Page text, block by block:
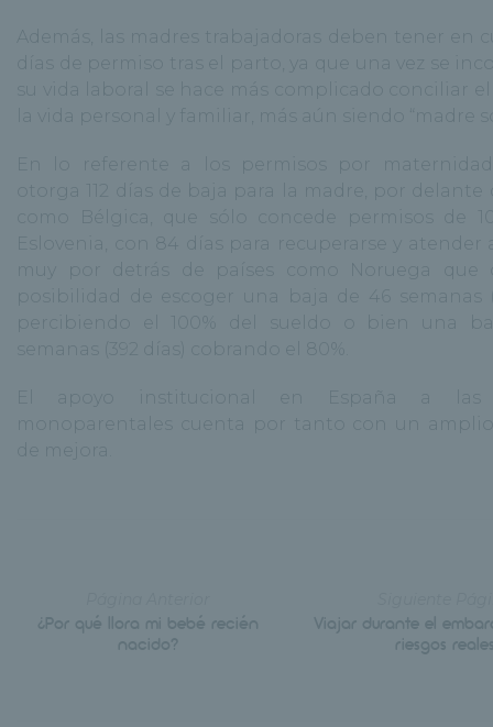
Además, las madres trabajadoras deben tener en
días de permiso tras el parto, ya que una vez se
su vida laboral se hace más complicado conciliar
la vida personal y familiar, más aún siendo “madre
En lo referente a los permisos por
otorga 112 días de baja para la madre, por delante
como Bélgica, que sólo concede permisos de
Eslovenia, con 84 días para recuperarse y atender
muy por detrás de países como Noruega que
posibilidad de escoger una baja de 46 semanas
percibiendo el 100% del sueldo o bien una
semanas (392 días) cobrando el 80%.
El apoyo institucional en España a las
monoparentales cuenta por tanto con un
de mejora.
¿Por qué llora mi bebé recién
nacido?
Viajar durante el
riesgos